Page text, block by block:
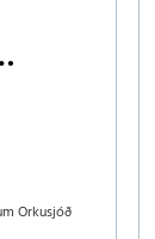
Orkusjóð